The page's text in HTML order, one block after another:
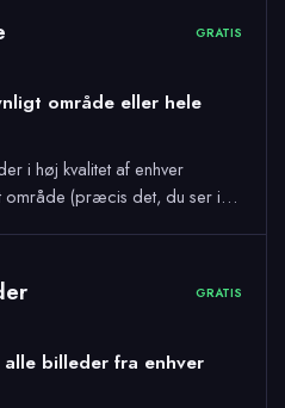
GRATIS
område eller hele
i høj kvalitet af enhver
område (præcis det, du ser i…
GRATIS
billeder fra enhver